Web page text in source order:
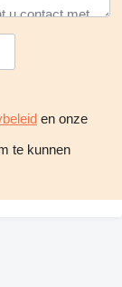
en onze
te kunnen